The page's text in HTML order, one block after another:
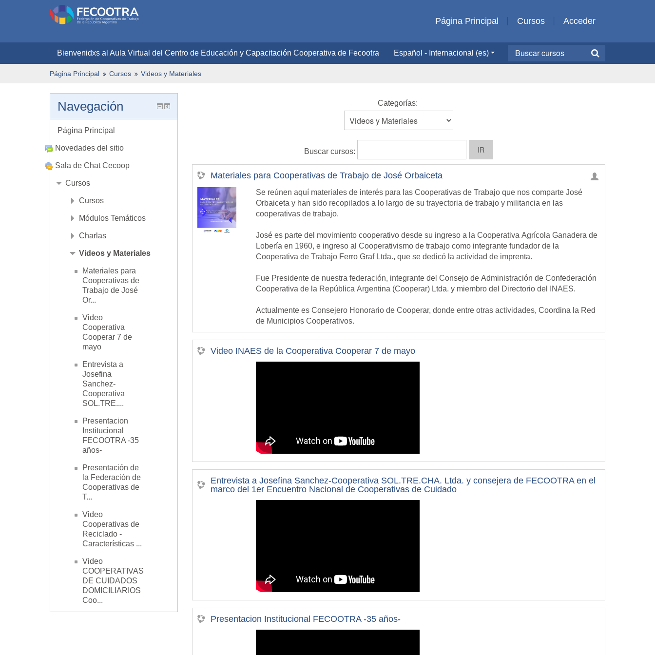
Página Principal Cursos Acceder
Bienvenidxs al Aula Virtual del Centro de Educación y Capacitación Cooperativa de Fecootra Español - Internacional ‎(es)‎
Página Principal Cursos Videos y Materiales
Categorías:
Buscar cursos:
Materiales para Cooperativas de Trabajo de José Orbaiceta
Se reúnen aquí materiales de interés para las Cooperativas de Trabajo que nos comparte José
Orbaiceta y han sido recopilados a lo largo de su trayectoria de trabajo y militancia en las
cooperativas de trabajo.
José es parte del movimiento cooperativo desde su ingreso a la Cooperativa Agrícola Ganadera de
Lobería en 1960, e ingreso al Cooperativismo de trabajo como integrante fundador de la
Cooperativa de Trabajo Ferro Graf Ltda., que se dedicó la actividad de imprenta.
Fue Presidente de nuestra federación, integrante del Consejo de Administración de Confederación
Cooperativa de la República Argentina (Cooperar) Ltda. y miembro del Directorio del INAES.
Actualmente es Consejero Honorario de Cooperar, donde entre otras actividades, Coordina la Red
de Municipios Cooperativos.
Video INAES de la Cooperativa Cooperar 7 de mayo
Entrevista a Josefina Sanchez-Cooperativa SOL.TRE.CHA. Ltda. y consejera de FECOOTRA en el
marco del 1er Encuentro Nacional de Cooperativas de Cuidado
Presentacion Institucional FECOOTRA -35 años-
Navegación
Página Principal
Novedades del sitio
Sala de Chat Cecoop
Cursos
Cursos
Módulos Temáticos
Charlas
Videos y Materiales
Materiales para
Cooperativas de
Trabajo de José
Or...
Video
Cooperativa
Cooperar 7 de
mayo
Entrevista a
Josefina
Sanchez-
Cooperativa
SOL.TRE....
Presentacion
Institucional
FECOOTRA -35
años-
Presentación de
la Federación de
Cooperativas de
T...
Video
Cooperativas de
Reciclado -
Características ...
Video
COOPERATIVAS
DE CUIDADOS
DOMICILIARIOS
Coo...